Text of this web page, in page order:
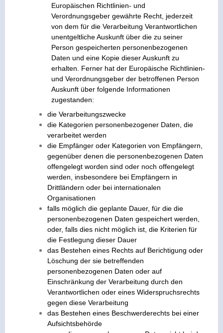
Europäischen Richtlinien- und
Verordnungsgeber gewährte Recht, jederzeit
von dem für die Verarbeitung Verantwortlichen
unentgeltliche Auskunft über die zu seiner
Person gespeicherten personenbezogenen
Daten und eine Kopie dieser Auskunft zu
erhalten. Ferner hat der Europäische Richtlinien-
und Verordnungsgeber der betroffenen Person
Auskunft über folgende Informationen
zugestanden:
die Verarbeitungszwecke
die Kategorien personenbezogener Daten, die
verarbeitet werden
die Empfänger oder Kategorien von Empfängern,
gegenüber denen die personenbezogenen Daten
offengelegt worden sind oder noch offengelegt
werden, insbesondere bei Empfängern in
Drittländern oder bei internationalen
Organisationen
falls möglich die geplante Dauer, für die die
personenbezogenen Daten gespeichert werden,
oder, falls dies nicht möglich ist, die Kriterien für
die Festlegung dieser Dauer
das Bestehen eines Rechts auf Berichtigung oder
Löschung der sie betreffenden
personenbezogenen Daten oder auf
Einschränkung der Verarbeitung durch den
Verantwortlichen oder eines Widerspruchsrechts
gegen diese Verarbeitung
das Bestehen eines Beschwerderechts bei einer
Aufsichtsbehörde